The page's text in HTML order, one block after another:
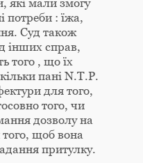
які мали змогу
потреби : їжа,
Суд також
інших справ,
того , що їх
пані N.T.P.
для того,
того, чи
дозволу на
щоб вона
притулку.